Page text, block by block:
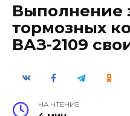
Выполнение
тормозных
ВАЗ-2109
НА ЧТЕНИЕ